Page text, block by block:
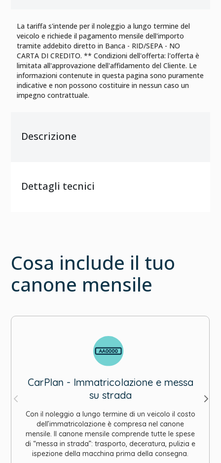
La tariffa s'intende per il noleggio a lungo termine del
veicolo e richiede il pagamento mensile dell'importo
tramite addebito diretto in Banca - RID/SEPA - NO
CARTA DI CREDITO. ** Condizioni dell'offerta: l'offerta è
limitata all'approvazione dell'affidamento del Cliente. Le
informazioni contenute in questa pagina sono puramente
indicative e non possono costituire in nessun caso un
impegno contrattuale.
Descrizione
Dettagli tecnici
Cosa include il tuo
canone mensile
CarPlan - Immatricolazione e messa
su strada
Con il noleggio a lungo termine di un veicolo il costo
dell’immatricolazione è compresa nel canone
mensile. Il canone mensile comprende tutte le spese
di “messa in strada”: trasporto, deceratura, pulizia e
ispezione della macchina prima della consegna.